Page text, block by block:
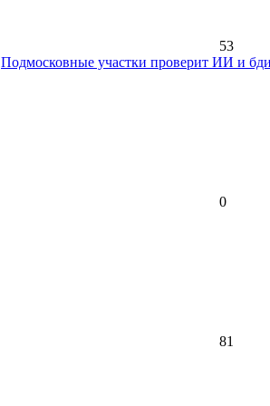
53
Подмосковные участки проверит ИИ и
0
81